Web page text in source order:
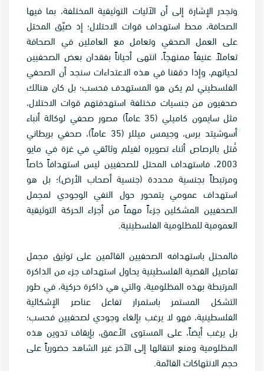
وتجدر الإشارة إلى أن الآليات التوثيقية المختلفة، بما فيها
الصحافة، محط استهداف قوات الاحتلال؛ إذ ضيّق المحتل
على العمل الصحفي وتعامل مع العاملين في الصحافة
تعاملاً عنيفاً ممنهجاً، انتهى أحياناً بفقدان بعض الصحفيين
لحياتهم، وإذا دققنا في هذه الاعتداءات سنجد أن الصحفي
الفلسطيني لم يكن هو المستهدف فحسب؛ بل كان هنالك
صحفيون من جنسيات مختلفة استهدفتهم قوات الاحتلال،
مثل سايمون كاميلي (35 عاماً) مصور صحفي لوكالة أنباء
أسوشيتد برس، وجيمس ميللر (35 عاماً)، صحفي بريطاني
قُتل بالرصاص أثناء تصويره لفيلم وثائقي في غزة في مايو
2003، فاستهداف المحتل للصحفيين ليس استهدافاً خاصاً
ومرتبطاً بجنسية محددة (جنسية أصحاب الأرض)؛ بل هو
استهداف عمومي يتمحور حول النفي الوجودي لمجمل
الصحفيين المشكلين جزءاً مهماً من أجزاء الحركة التوثيقية
العمومية للمظلومية الفلسطينية.
فالمحتل باستهدافه الصحفيين القائمين على توثيق مجمل
تفاصيل القضية الفلسطينية يحاول استهداف جزء من الذاكرة
المرتبطة بهذه المظلومية، والتي هي ذاكرة حركية، في طور
التشكل المستمر باستمرار تفاعل عناصر الإشكالية
الفلسطينية، فهو لا يرغب بإلغاء وجودي لصحفيين فحسب؛
بل يرغب أيضاً، على المستوى الأعمق، بإيقاف تدوين هذه
المظلومية ومنع انتقالها إلى الآخر غير الشاهد حضورياً على
حجم الانتهاكات القائمة.